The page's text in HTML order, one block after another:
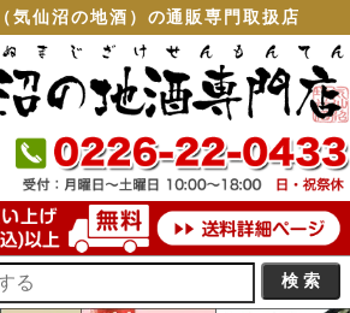
気仙沼の地酒）の通販専門取扱店